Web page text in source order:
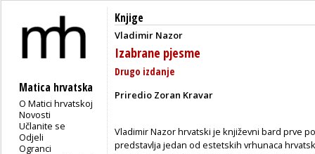
Matica hrvatska
O Matici hrvatskoj
Novosti
Učlanite se
Odjeli
Ogranci
Knjige
Vladimir Nazor
Izabrane pjesme
Drugo izdanje
Priredio Zoran Kravar
Vladimir Nazor hrvatski je književni bard prve
predstavlja jedan od estetskih vrhunaca